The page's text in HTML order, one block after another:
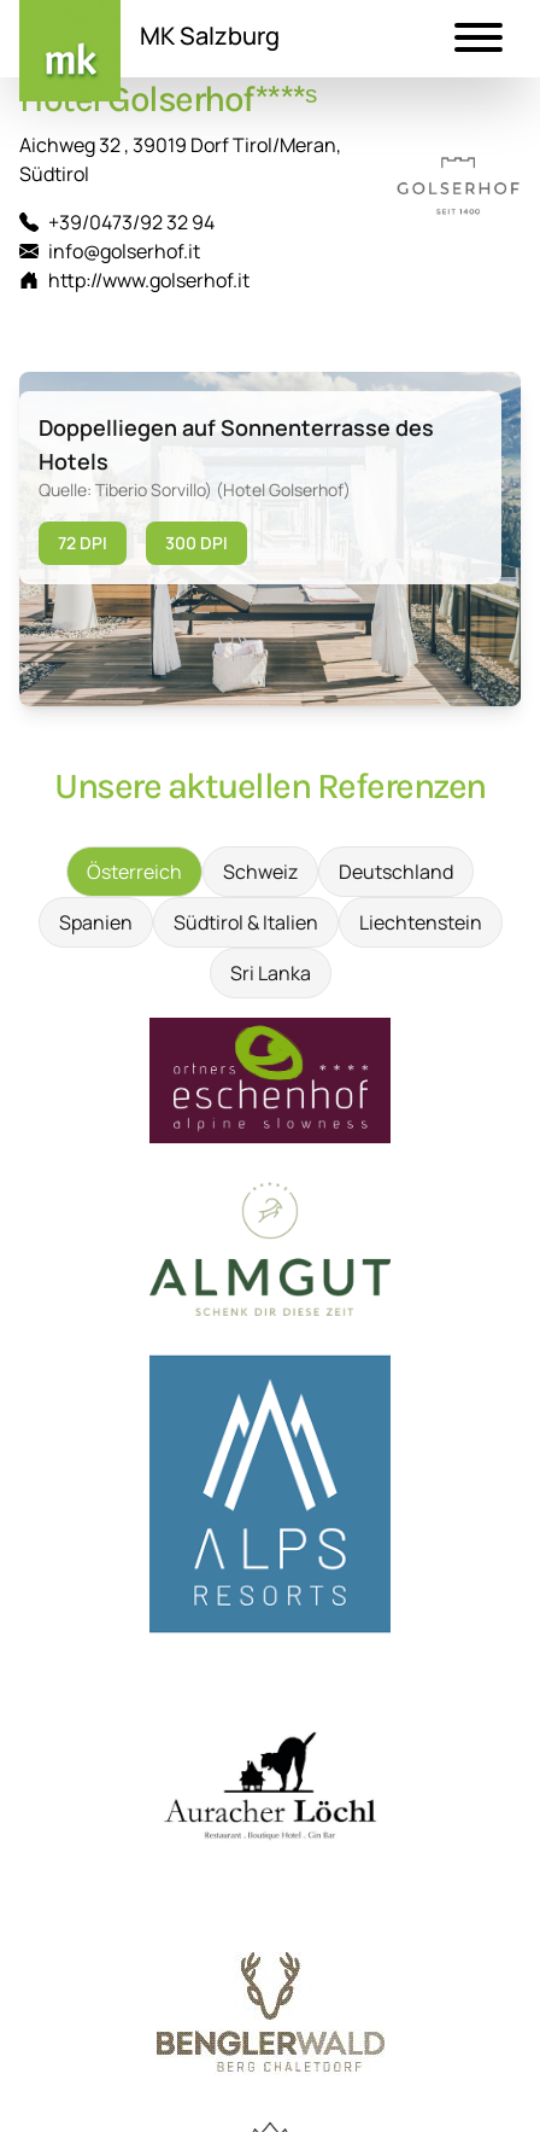
Inhalt
MK Salzburg
Hotel Golserhof****ˢ
Aichweg 32 , 39019 Dorf Tirol/Meran,
Südtirol
+39/0473/92 32 94
info@golserhof.it
http://www.golserhof.it
Doppelliegen auf Sonnenterrasse des
Hotels
Quelle: Tiberio Sorvillo) (Hotel Golserhof)
72 DPI 300 DPI
Unsere aktuellen Referenzen
Österreich Schweiz
Deutschland
Spanien
Südtirol & Italien
Liechtenstein
Sri Lanka